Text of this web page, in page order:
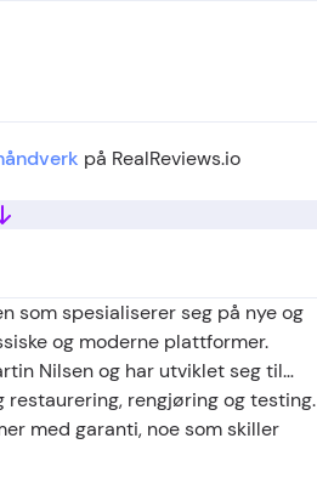
på RealReviews.io
som spesialiserer seg på nye og
og moderne plattformer.
Nilsen og har utviklet seg til
rengjøring og testing.
med garanti, noe som skiller